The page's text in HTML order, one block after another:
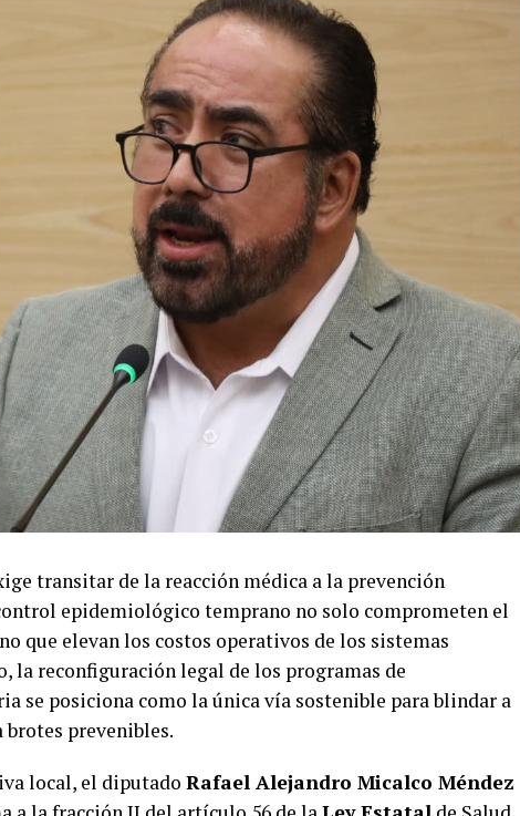
transitar de la reacción médica a la prevención
epidemiológico temprano no solo comprometen el
que elevan los costos operativos de los sistemas
la reconfiguración legal de los programas de
se posiciona como la única vía sostenible para blindar a
prevenibles.
local, el diputado Rafael Alejandro Micalco Méndez